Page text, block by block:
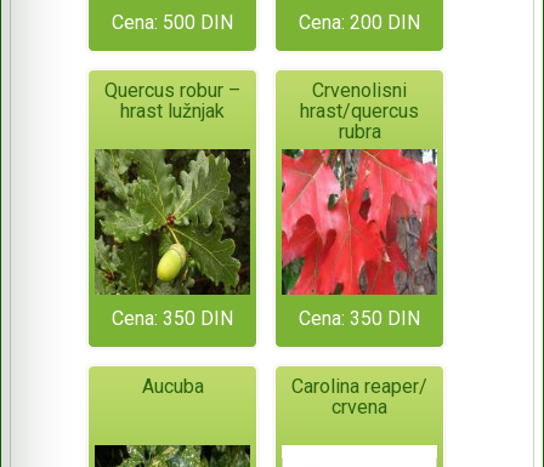
Cena: 500 DIN Cena: 200 DIN
Quercus robur –
hrast lužnjak
Cena: 350 DIN
Crvenolisni
hrast/quercus
rubra
Cena: 350 DIN
Aucuba
Carolina reaper/
crvena